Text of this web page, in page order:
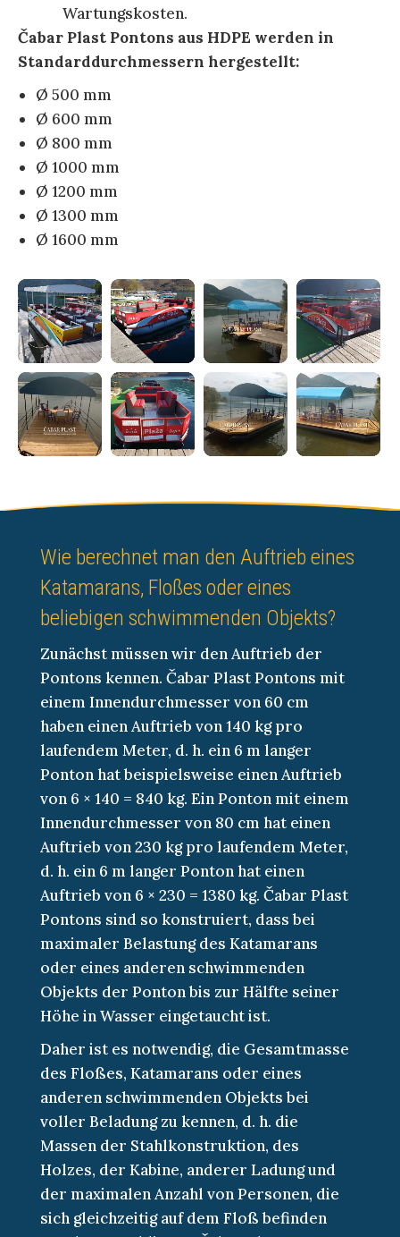
Wartungskosten.
Čabar Plast Pontons aus HDPE werden in
Standarddurchmessern hergestellt:
Ø 500 mm
Ø 600 mm
Ø 800 mm
Ø 1000 mm
Ø 1200 mm
Ø 1300 mm
Ø 1600 mm
Wie berechnet man den Auftrieb eines
Katamarans, Floßes oder eines
beliebigen schwimmenden Objekts?
Zunächst müssen wir den Auftrieb der
Pontons kennen. Čabar Plast Pontons mit
einem Innendurchmesser von 60 cm
haben einen Auftrieb von 140 kg pro
laufendem Meter, d. h. ein 6 m langer
Ponton hat beispielsweise einen Auftrieb
von 6 × 140 = 840 kg. Ein Ponton mit einem
Innendurchmesser von 80 cm hat einen
Auftrieb von 230 kg pro laufendem Meter,
d. h. ein 6 m langer Ponton hat einen
Auftrieb von 6 × 230 = 1380 kg. Čabar Plast
Pontons sind so konstruiert, dass bei
maximaler Belastung des Katamarans
oder eines anderen schwimmenden
Objekts der Ponton bis zur Hälfte seiner
Höhe in Wasser eingetaucht ist.
Daher ist es notwendig, die Gesamtmasse
des Floßes, Katamarans oder eines
anderen schwimmenden Objekts bei
voller Beladung zu kennen, d. h. die
Massen der Stahlkonstruktion, des
Holzes, der Kabine, anderer Ladung und
der maximalen Anzahl von Personen, die
sich gleichzeitig auf dem Floß befinden